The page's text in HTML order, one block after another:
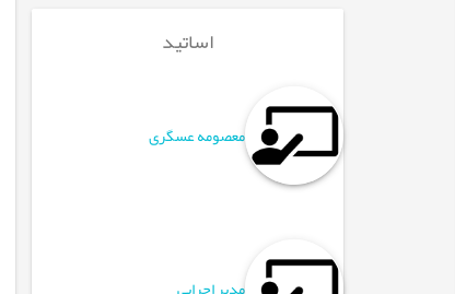
اساتید
معصومه عسگری